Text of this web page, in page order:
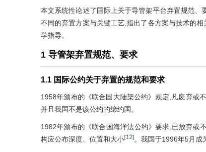
本文系统性论述了国际上关于导管架平台弃置规范
不同的弃置方案与关键工艺,指出了各方案与技术的
学指导。
1 导管架弃置规范、要求
1.1 国际公约关于弃置的规范和要求
1958年颁布的《联合国大陆架公约》规定,凡废弃或
并且我国不是该公约的缔约国。
1982年颁布的《联合国海洋法公约》要求,已放弃或
构应公布深度、位置和大小[12]。我国于1996年5月成